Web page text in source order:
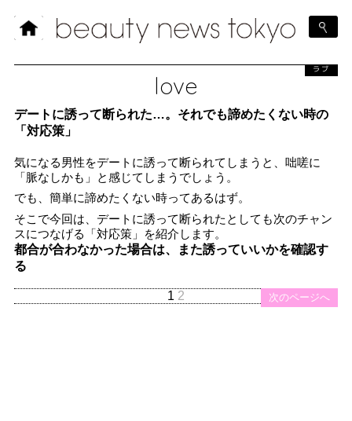
love
ラブ
デートに誘って断られた…。それでも諦めたくない時の
「対応策」
気になる男性をデートに誘って断られてしまうと、咄嗟に
「脈なしかも」と感じてしまうでしょう。
でも、簡単に諦めたくない時ってあるはず。
そこで今回は、デートに誘って断られたとしても次のチャン
スにつなげる「対応策」を紹介します。
都合が合わなかった場合は、また誘っていいかを確認す
る
次のページへ
1 2